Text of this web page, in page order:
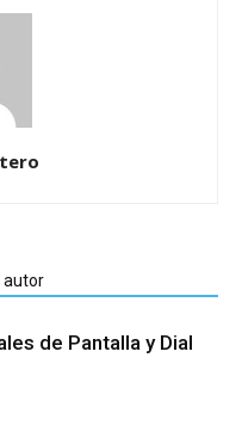
autor
de Pantalla y Dial